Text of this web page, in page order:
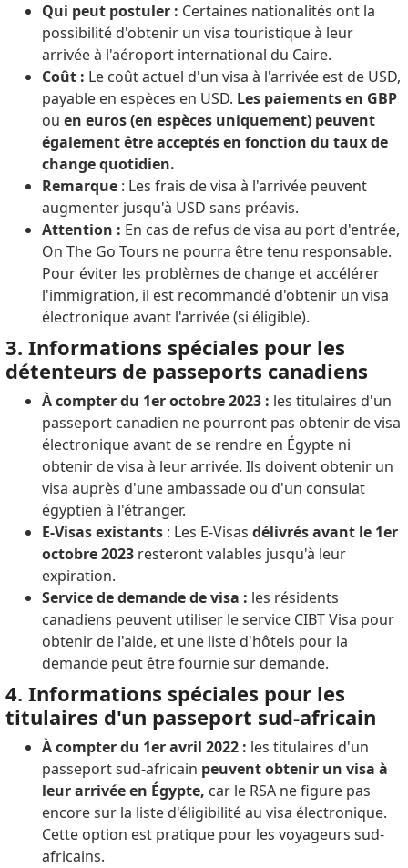
Qui peut postuler : Certaines nationalités ont la
possibilité d'obtenir un visa touristique à leur
arrivée à l'aéroport international du Caire.
Coût : Le coût actuel d'un visa à l'arrivée est de USD,
payable en espèces en USD. Les paiements en GBP
ou en euros (en espèces uniquement) peuvent
également être acceptés en fonction du taux de
change quotidien.
Remarque: Les frais de visa à l'arrivée peuvent
augmenter jusqu'à USD sans préavis.
Attention : En cas de refus de visa au port d'entrée,
On The Go Tours ne pourra être tenu responsable.
Pour éviter les problèmes de change et accélérer
l'immigration, il est recommandé d'obtenir un visa
électronique avant l'arrivée (si éligible).
3. Informations spéciales pour les
détenteurs de passeports canadiens
À compter du 1er octobre 2023 : les titulaires d'un
passeport canadien ne pourront pas obtenir de visa
électronique avant de se rendre en Égypte ni
obtenir de visa à leur arrivée. Ils doivent obtenir un
visa auprès d'une ambassade ou d'un consulat
égyptien à l'étranger.
E-Visas existants: Les E-Visas délivrés avant le 1er
octobre 2023resteront valables jusqu'à leur
expiration.
Service de demande de visa : les résidents
canadiens peuvent utiliser le service CIBT Visa pour
obtenir de l'aide, et une liste d'hôtels pour la
demande peut être fournie sur demande.
4. Informations spéciales pour les
titulaires d'un passeport sud-africain
À compter du 1er avril 2022 : les titulaires d'un
passeport sud-africain peuvent obtenir un visa à
leur arrivée en Égypte, car le RSA ne figure pas
encore sur la liste d'éligibilité au visa électronique.
Cette option est pratique pour les voyageurs sud-
africains.